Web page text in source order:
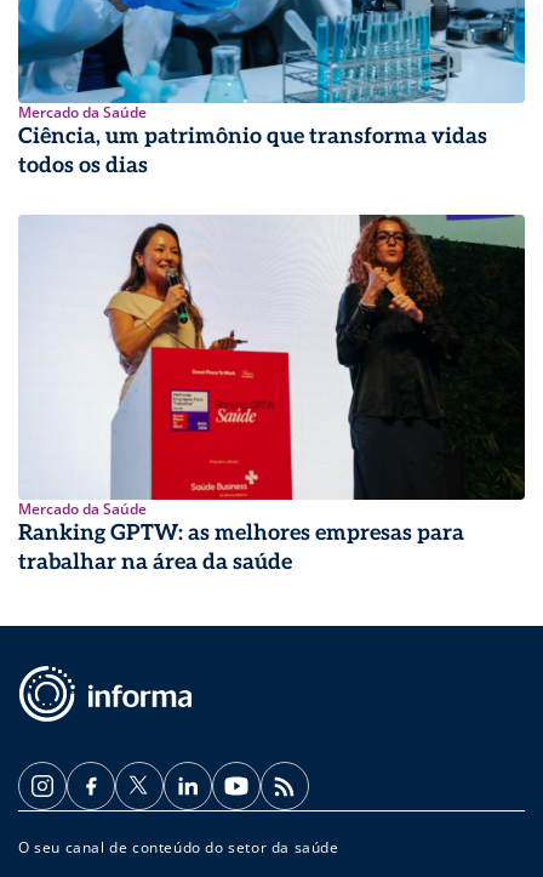
Mercado da Saúde
Ciência, um patrimônio que transforma vidas
todos os dias
Mercado da Saúde
Ranking GPTW: as melhores empresas para
trabalhar na área da saúde
O seu canal de conteúdo do setor da saúde